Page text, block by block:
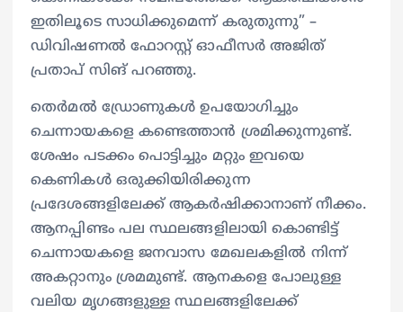
ഇതിലൂടെ സാധിക്കുമെന്ന് കരുതുന്നു” –
ഡിവിഷണൽ ഫോറസ്റ്റ് ഓഫീസർ അജിത്
പ്രതാപ് സിങ് പറഞ്ഞു.
തെർമൽ ഡ്രോണുകൾ ഉപയോഗിച്ചും
ചെന്നായകളെ കണ്ടെത്താൻ ശ്രമിക്കുന്നുണ്ട്.
ശേഷം പടക്കം പൊട്ടിച്ചും മറ്റും ഇവയെ
കെണികൾ ഒരുക്കിയിരിക്കുന്ന
പ്രദേശങ്ങളിലേക്ക് ആകർഷിക്കാനാണ് നീക്കം.
ആനപ്പിണ്ടം പല സ്ഥലങ്ങളിലായി കൊണ്ടിട്ട്
ചെന്നായകളെ ജനവാസ മേഖലകളിൽ നിന്ന്
അകറ്റാനും ശ്രമമുണ്ട്. ആനകളെ പോലുള്ള
വലിയ മൃഗങ്ങളുള്ള സ്ഥലങ്ങളിലേക്ക്